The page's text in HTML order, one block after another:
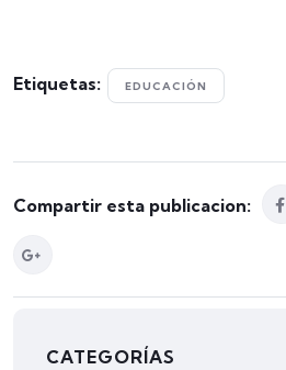
Etiquetas: EDUCACIÓN
Compartir esta publicacion:
CATEGORÍAS